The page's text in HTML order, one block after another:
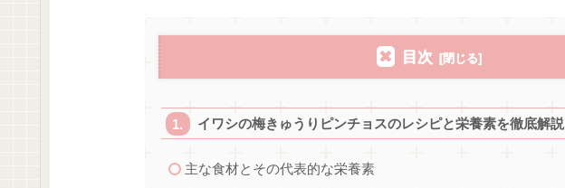
目次
イワシの梅きゅうりピンチョスのレシピと栄養素を徹底解説
主な食材とその代表的な栄養素